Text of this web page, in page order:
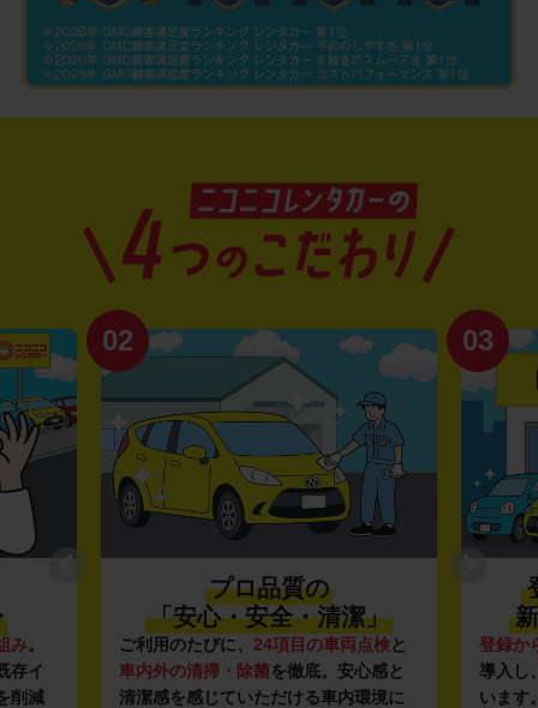
み。
存イ
削減
02
プロ品質の
「安心・安全・清潔」
ご利用のたびに、 24項目の車両点検と
車内外の清掃・除菌を徹底。安心感と
清潔感を感じていただける車内環境に
03
登録か
導入し
います